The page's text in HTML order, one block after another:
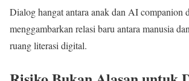
Dialog hangat antara anak dan AI companion
menggambarkan relasi baru antara manusia
ruang literasi digital.